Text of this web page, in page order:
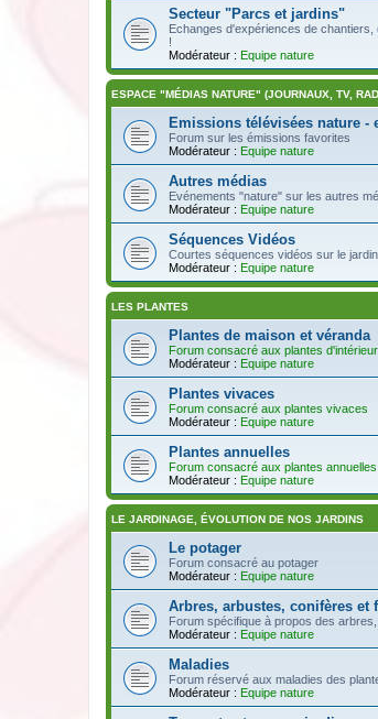
Secteur "Parcs et jardins"
Echanges d'expériences de
!
Modérateur : Equipe nature
ESPACE "MÉDIAS NATURE" (JOURNAUX, TV,
Emissions télévisées nature -
Forum sur les émissions favorites
Modérateur : Equipe nature
Autres médias
Evénements "nature" sur les autres
Modérateur : Equipe nature
Séquences Vidéos
Courtes séquences vidéos sur le
Modérateur : Equipe nature
LES PLANTES
Plantes de maison et véranda
Forum consacré aux plantes d'intérieur
Modérateur : Equipe nature
Plantes vivaces
Forum consacré aux plantes vivaces
Modérateur : Equipe nature
Plantes annuelles
Forum consacré aux plantes annuelles
Modérateur : Equipe nature
LE JARDINAGE, ÉVOLUTION DE NOS JARDINS
Le potager
Forum consacré au potager
Modérateur : Equipe nature
Arbres, arbustes, conifères et
Forum spécifique à propos des
Modérateur : Equipe nature
Maladies
Forum réservé aux maladies des
Modérateur : Equipe nature